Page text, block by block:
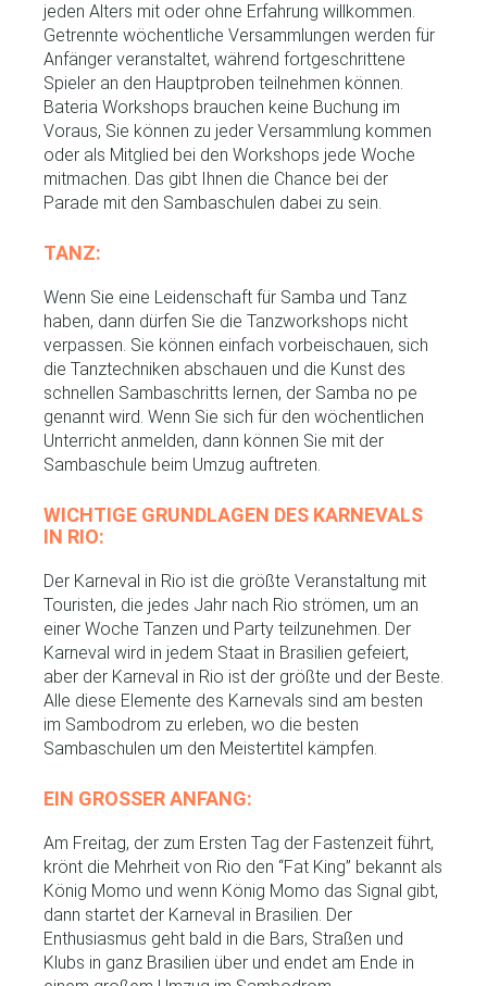
jeden Alters mit oder ohne Erfahrung willkommen.
Getrennte wöchentliche Versammlungen werden für
Anfänger veranstaltet, während fortgeschrittene
Spieler an den Hauptproben teilnehmen können.
Bateria Workshops brauchen keine Buchung im
Voraus, Sie können zu jeder Versammlung kommen
oder als Mitglied bei den Workshops jede Woche
mitmachen. Das gibt Ihnen die Chance bei der
Parade mit den Sambaschulen dabei zu sein.
TANZ:
Wenn Sie eine Leidenschaft für Samba und Tanz
haben, dann dürfen Sie die Tanzworkshops nicht
verpassen. Sie können einfach vorbeischauen, sich
die Tanztechniken abschauen und die Kunst des
schnellen Sambaschritts lernen, der Samba no pe
genannt wird. Wenn Sie sich für den wöchentlichen
Unterricht anmelden, dann können Sie mit der
Sambaschule beim Umzug auftreten.
WICHTIGE GRUNDLAGEN DES KARNEVALS
IN RIO:
Der Karneval in Rio ist die größte Veranstaltung mit
Touristen, die jedes Jahr nach Rio strömen, um an
einer Woche Tanzen und Party teilzunehmen. Der
Karneval wird in jedem Staat in Brasilien gefeiert,
aber der Karneval in Rio ist der größte und der Beste.
Alle diese Elemente des Karnevals sind am besten
im Sambodrom zu erleben, wo die besten
Sambaschulen um den Meistertitel kämpfen.
EIN GROSSER ANFANG:
Am Freitag, der zum Ersten Tag der Fastenzeit führt,
krönt die Mehrheit von Rio den “Fat King” bekannt als
König Momo und wenn König Momo das Signal gibt,
dann startet der Karneval in Brasilien. Der
Enthusiasmus geht bald in die Bars, Straßen und
Klubs in ganz Brasilien über und endet am Ende in